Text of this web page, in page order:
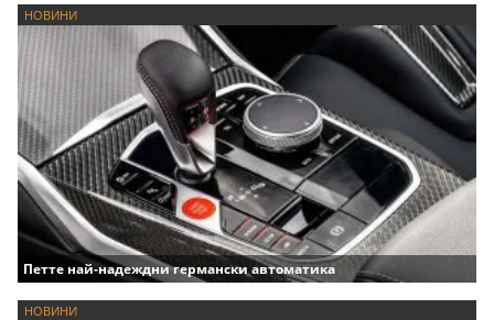
НОВИНИ
Петте най-надеждни германски автоматика
НОВИНИ